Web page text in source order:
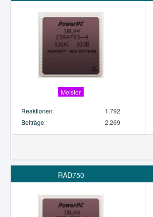
Meister
Reaktionen
1.792
Beiträge
2.269
RAD750